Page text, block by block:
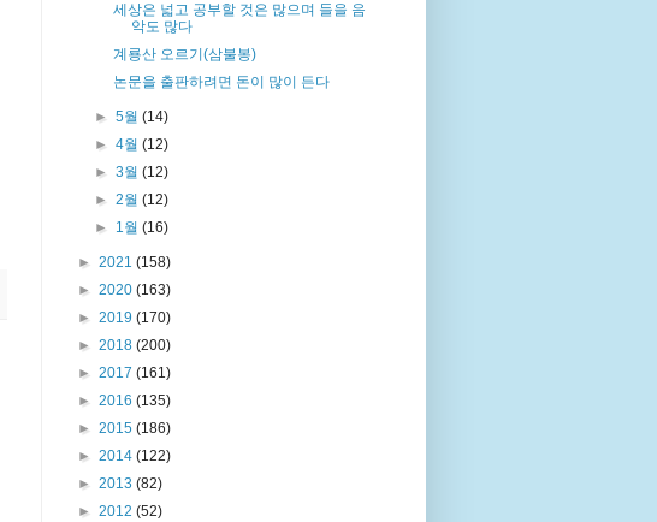
세상은 넓고 공부할 것은 많으며 들을 음
악도 많다
계룡산 오르기(삼불봉)
논문을 출판하려면 돈이 많이 든다
►5월(14)
►4월(12)
►3월(12)
►2월(12)
► 1월(16)
► 2021 (158)
► 2020 (163)
► 2019 (170)
► 2018 (200)
► 2017 (161)
► 2016 (135)
► 2015 (186)
► 2014 (122)
► 2013 (82)
► 2012 (52)